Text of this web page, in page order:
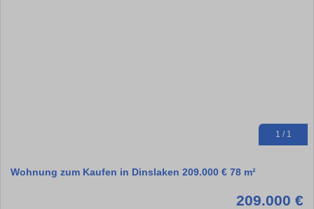
1 / 1
Wohnung zum Kaufen in Dinslaken 209.000 € 78 m²
209.000 €